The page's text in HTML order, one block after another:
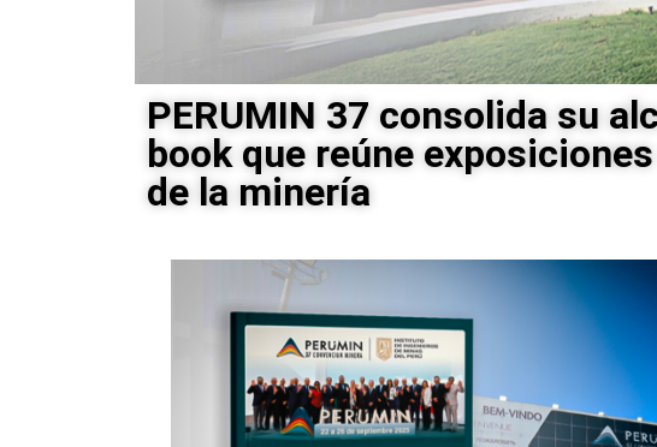
PERUMIN 37 consolida su
book que reúne
de la minería